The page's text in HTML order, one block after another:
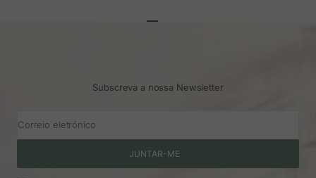
Subscreva a nossa Newsletter
Correio eletrónico
JUNTAR-ME